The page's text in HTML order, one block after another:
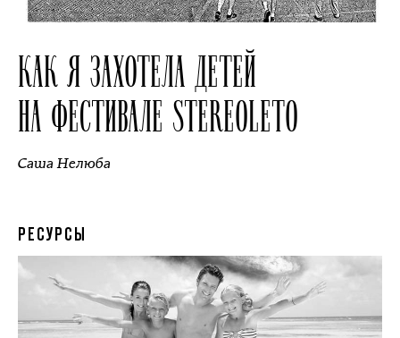
КАК Я ЗАХОТЕЛА ДЕТЕЙ
НА ФЕСТИВАЛЕ STEREOLETO
Саша Нелюба
РЕСУРСЫ